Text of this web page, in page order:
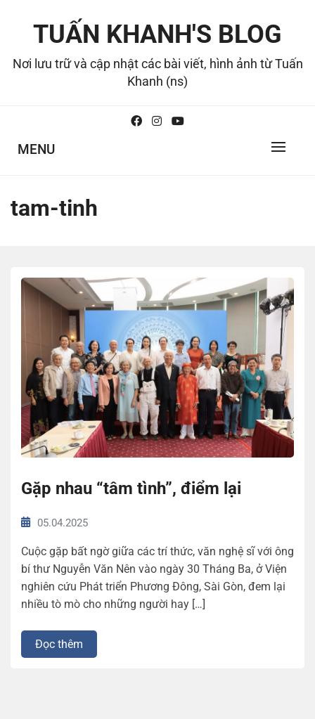
TUẤN KHANH'S BLOG
Nơi lưu trữ và cập nhật các bài viết, hình ảnh từ Tuấn
Khanh (ns)
MENU
tam-tinh
Gặp nhau “tâm tình”, điểm lại
05.04.2025
Cuộc gặp bất ngờ giữa các trí thức, văn nghệ sĩ với ông
bí thư Nguyễn Văn Nên vào ngày 30 Tháng Ba, ở Viện
nghiên cứu Phát triển Phương Đông, Sài Gòn, đem lại
nhiều tò mò cho những người hay […]
Đọc thêm